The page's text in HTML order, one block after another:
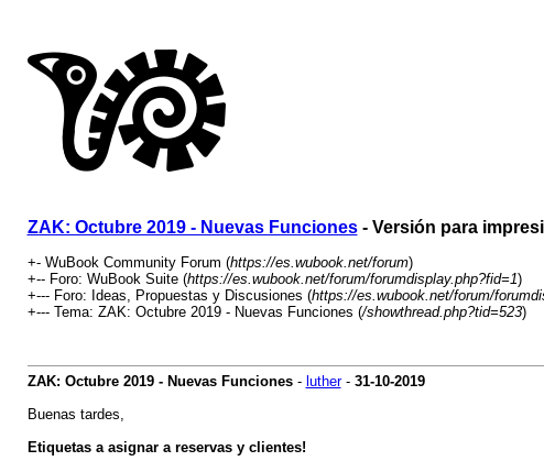
ZAK: Octubre 2019 - Nuevas Funciones- Versión para
+- WuBook Community Forum (https://es.wubook.net/forum)
+-- Foro: WuBook Suite (https://es.wubook.net/forum/forumdisplay.php?fid=1)
+--- Foro: Ideas, Propuestas y Discusiones (https://es.wubook.net/forum/
+--- Tema: ZAK: Octubre 2019 - Nuevas Funciones (/showthread.php?tid=523)
ZAK: Octubre 2019 - Nuevas Funciones- luther- 31-10-2019
Buenas tardes,
Etiquetas a asignar a reservas y clientes!